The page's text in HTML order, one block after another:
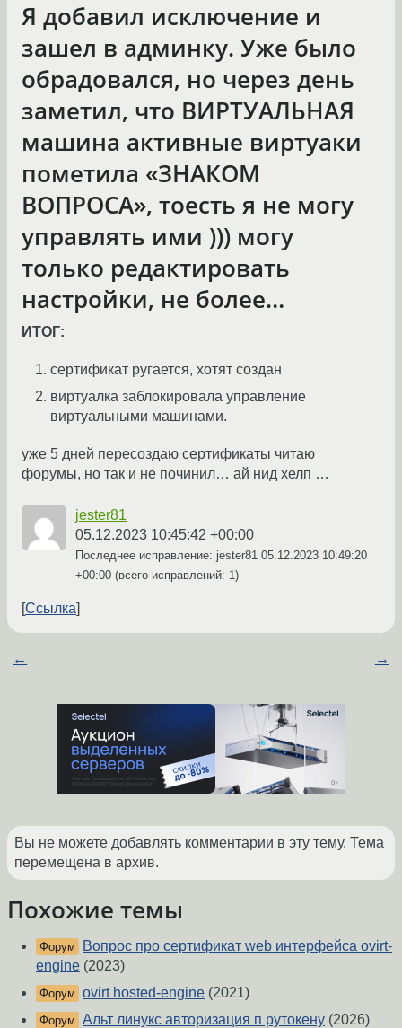
Я добавил исключение и
зашел в админку. Уже было
обрадовался, но через день
заметил, что ВИРТУАЛЬНАЯ
машина активные виртуаки
пометила «ЗНАКОМ
ВОПРОСА», тоесть я не могу
управлять ими ))) могу
только редактировать
настройки, не более…
ИТОГ:
сертификат ругается, хотят создан
виртуалка заблокировала управление
виртуальными машинами.
уже 5 дней пересоздаю сертификаты читаю
форумы, но так и не починил… ай нид хелп …
jester81
05.12.2023 10:45:42 +00:00
Последнее исправление: jester81 05.12.2023 10:49:20
+00:00 (всего исправлений: 1)
Ссылка
← →
Вы не можете добавлять комментарии в эту тему. Тема
перемещена в архив.
Похожие темы
Форум
Вопрос про сертификат web интерфейса ovirt-
engine (2023)
Форум ovirt hosted-engine (2021)
Форум Альт линукс авторизация п рутокену (2026)